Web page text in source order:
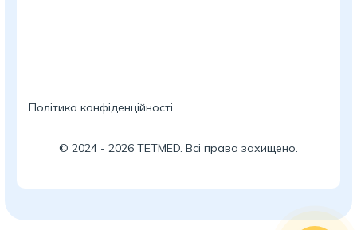
Політика конфіденційності
© 2024 - 2026 TETMED. Всі права захищено.